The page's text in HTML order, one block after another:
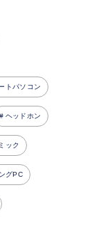
トパソコン
ヘッドホン
ック
グPC